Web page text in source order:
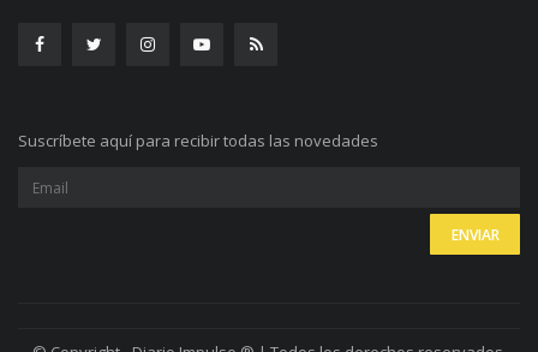
Suscríbete aquí para recibir todas las novedades